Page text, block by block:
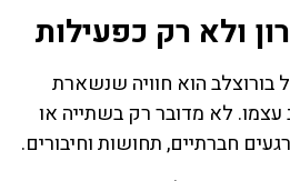
ולא רק כפעילות
בורוצלב הוא חוויה שנשארת
עצמו. לא מדובר רק בשתייה או
חברתיים, תחושות וחיבורים.